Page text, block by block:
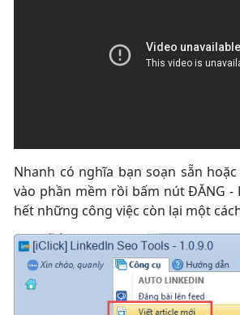
Nhanh có nghĩa bạn soạn sẵn
vào phần mềm rồi bấm nút ĐĂNG -
hết những công việc còn lại một